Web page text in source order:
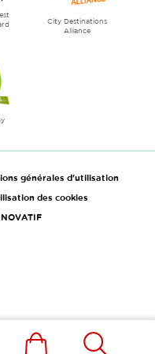
City Destinations
Alliance
générales d'utilisation
des cookies